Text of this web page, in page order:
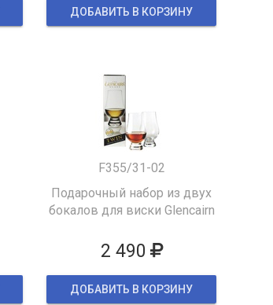
ДОБАВИТЬ В КОРЗИНУ
F355/31-02
Подарочный набор из двух
бокалов для виски Glencairn
2 490
ДОБАВИТЬ В КОРЗИНУ